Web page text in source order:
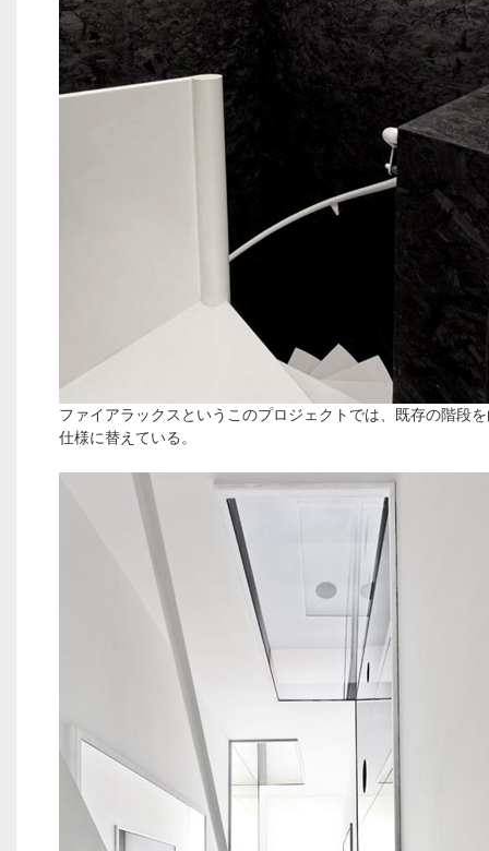
ファイアラックスというこのプロジェクトでは、既存の階段
仕様に替えている。